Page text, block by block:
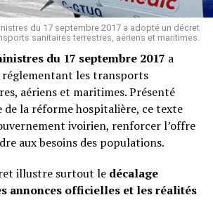
la justice française met en
douteux d’une politique
conséquences continuent de ravager
un simple épisode judiciaire, ce
responsabilité historique de la France
la boîte de Pandore libyenne pour
général se confondait avec des
le prix d’une intervention dont
apparaît de plus en plus
du 17 septembre 2017 a adopté un décret
sanitaires terrestres, aériens et maritimes.
du 17 septembre 2017 a
les transports
aériens et maritimes. Présenté
de la réforme hospitalière, ce texte
ivoirien, renforcer l’offre
aux besoins des populations.
illustre surtout le décalage
annonces officielles et les réalités